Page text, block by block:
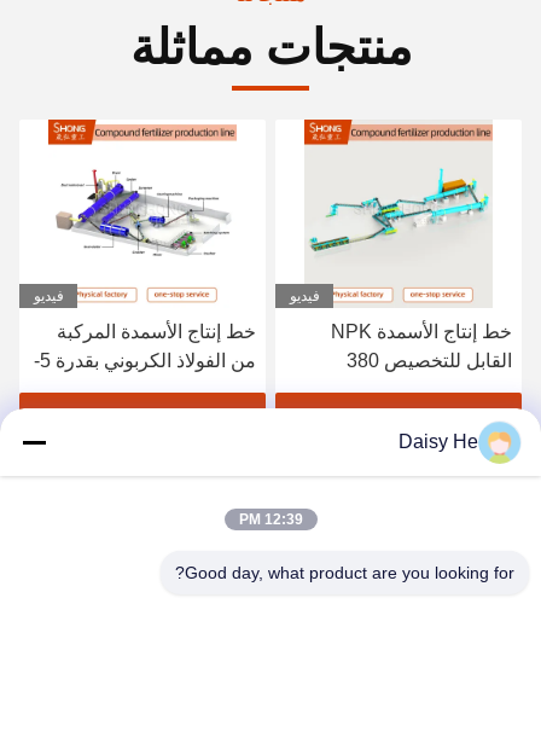
منتجات مماثلة
فيديو
خط إنتاج الأسمدة NPK
القابل للتخصيص 380
فولت/50 هرتز مع حجم
الأسطوانة الدوارة
احصل على افضل سعر
فيديو
خط إنتاج الأسمدة المركبة
من الفولاذ الكربوني بقدرة 5-
6 طن في الساعة للحبيبات
Daisy He
12:39 PM
Good day, what product are you looking for?